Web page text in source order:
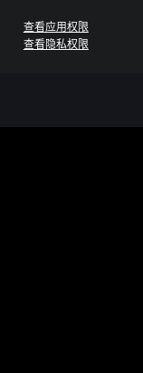
查看应用权限
查看隐私权限